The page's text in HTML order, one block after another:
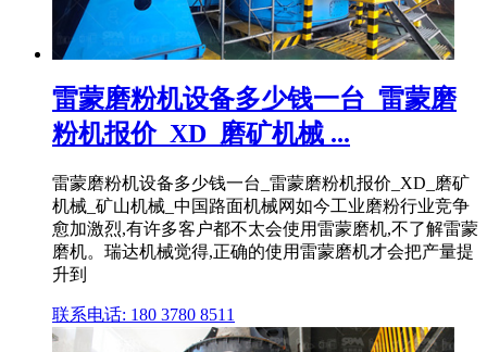
雷蒙磨粉机设备多少钱一台_雷蒙磨
粉机报价_XD_磨矿机械 ...
雷蒙磨粉机设备多少钱一台_雷蒙磨粉机报价_XD_磨矿
机械_矿山机械_中国路面机械网如今工业磨粉行业竞争
愈加激烈,有许多客户都不太会使用雷蒙磨机,不了解雷蒙
磨机。瑞达机械觉得,正确的使用雷蒙磨机才会把产量提
升到
联系电话: 180 3780 8511